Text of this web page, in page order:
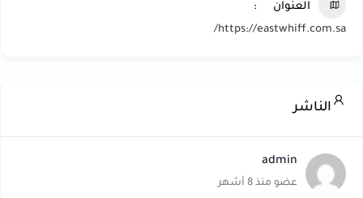
العنوان
https://eastwhiff.com.sa/
الناشر
admin
عضو منذ 8 أشهر